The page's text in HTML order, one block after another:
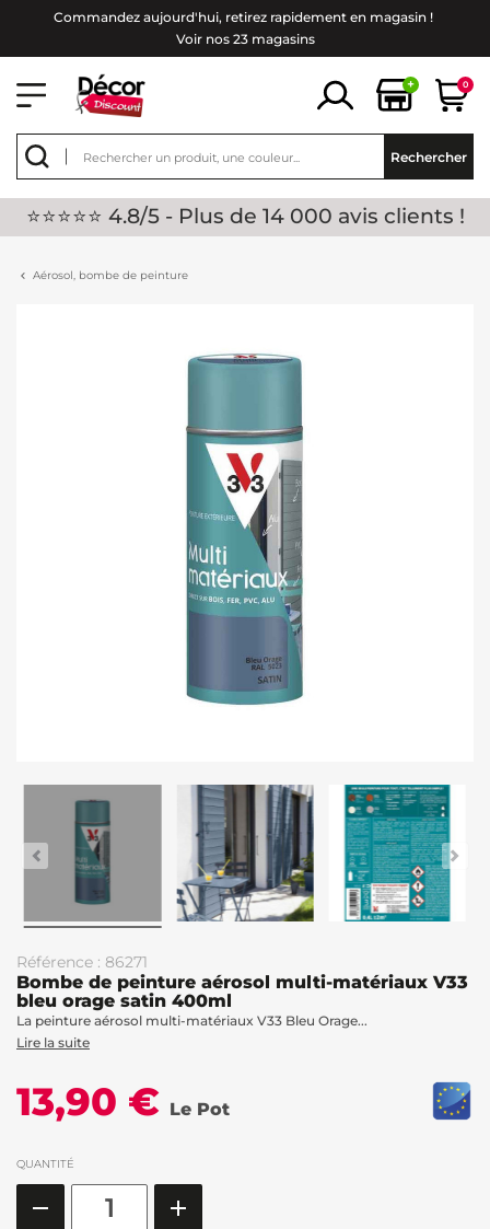
Commandez aujourd'hui, retirez rapidement en magasin !
Voir nos 23 magasins
+ 0
Rechercher
⭐⭐⭐⭐⭐ 4.8/5 - Plus de 14 000 avis clients !
Aérosol, bombe de peinture
Référence : 86271
Bombe de peinture aérosol multi-matériaux V33
bleu orage satin 400ml
La peinture aérosol multi-matériaux V33 Bleu Orage...
Lire la suite
13,90 € Le Pot
QUANTITÉ